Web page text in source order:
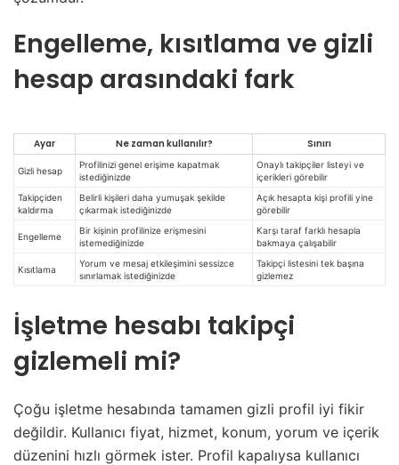
Engelleme, kısıtlama ve gizli
hesap arasındaki fark
Ayar Ne zaman kullanılır? Sınırı
Gizli hesap
Profilinizi genel erişime kapatmak
istediğinizde
Onaylı takipçiler listeyi ve
içerikleri görebilir
Takipçiden
kaldırma
Belirli kişileri daha yumuşak şekilde
çıkarmak istediğinizde
Açık hesapta kişi profili yine
görebilir
Engelleme
Bir kişinin profilinize erişmesini
istemediğinizde
Karşı taraf farklı hesapla
bakmaya çalışabilir
Kısıtlama
Yorum ve mesaj etkileşimini sessizce
sınırlamak istediğinizde
Takipçi listesini tek başına
gizlemez
İşletme hesabı takipçi
gizlemeli mi?
Çoğu işletme hesabında tamamen gizli profil iyi fikir
değildir. Kullanıcı fiyat, hizmet, konum, yorum ve içerik
düzenini hızlı görmek ister. Profil kapalıysa kullanıcı